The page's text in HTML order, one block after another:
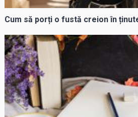
Cum să porți o fustă creion în